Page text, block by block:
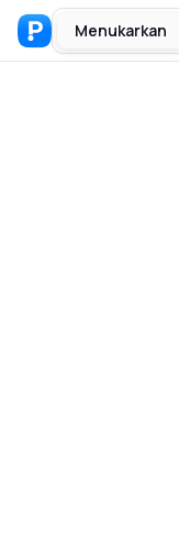
Menukarkan